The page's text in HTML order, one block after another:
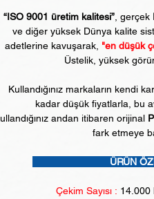
“ISO 9001 üretim kalitesi”, gerçek
ve diğer yüksek Dünya kalite
adetlerine kavuşarak, "en düşük
Üstelik, yüksek
Kullandığınız markaların kendi
kadar düşük fiyatlarla, bu
andan itibaren orijinal
fark etmeye
ÜRÜN
Çekim Sayısı : 14